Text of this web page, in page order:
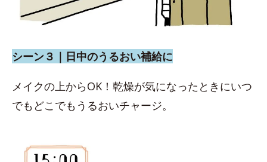
シーン３｜日中のうるおい補給に
メイクの上からOK！乾燥が気になったときにいつ
でもどこでもうるおいチャージ。